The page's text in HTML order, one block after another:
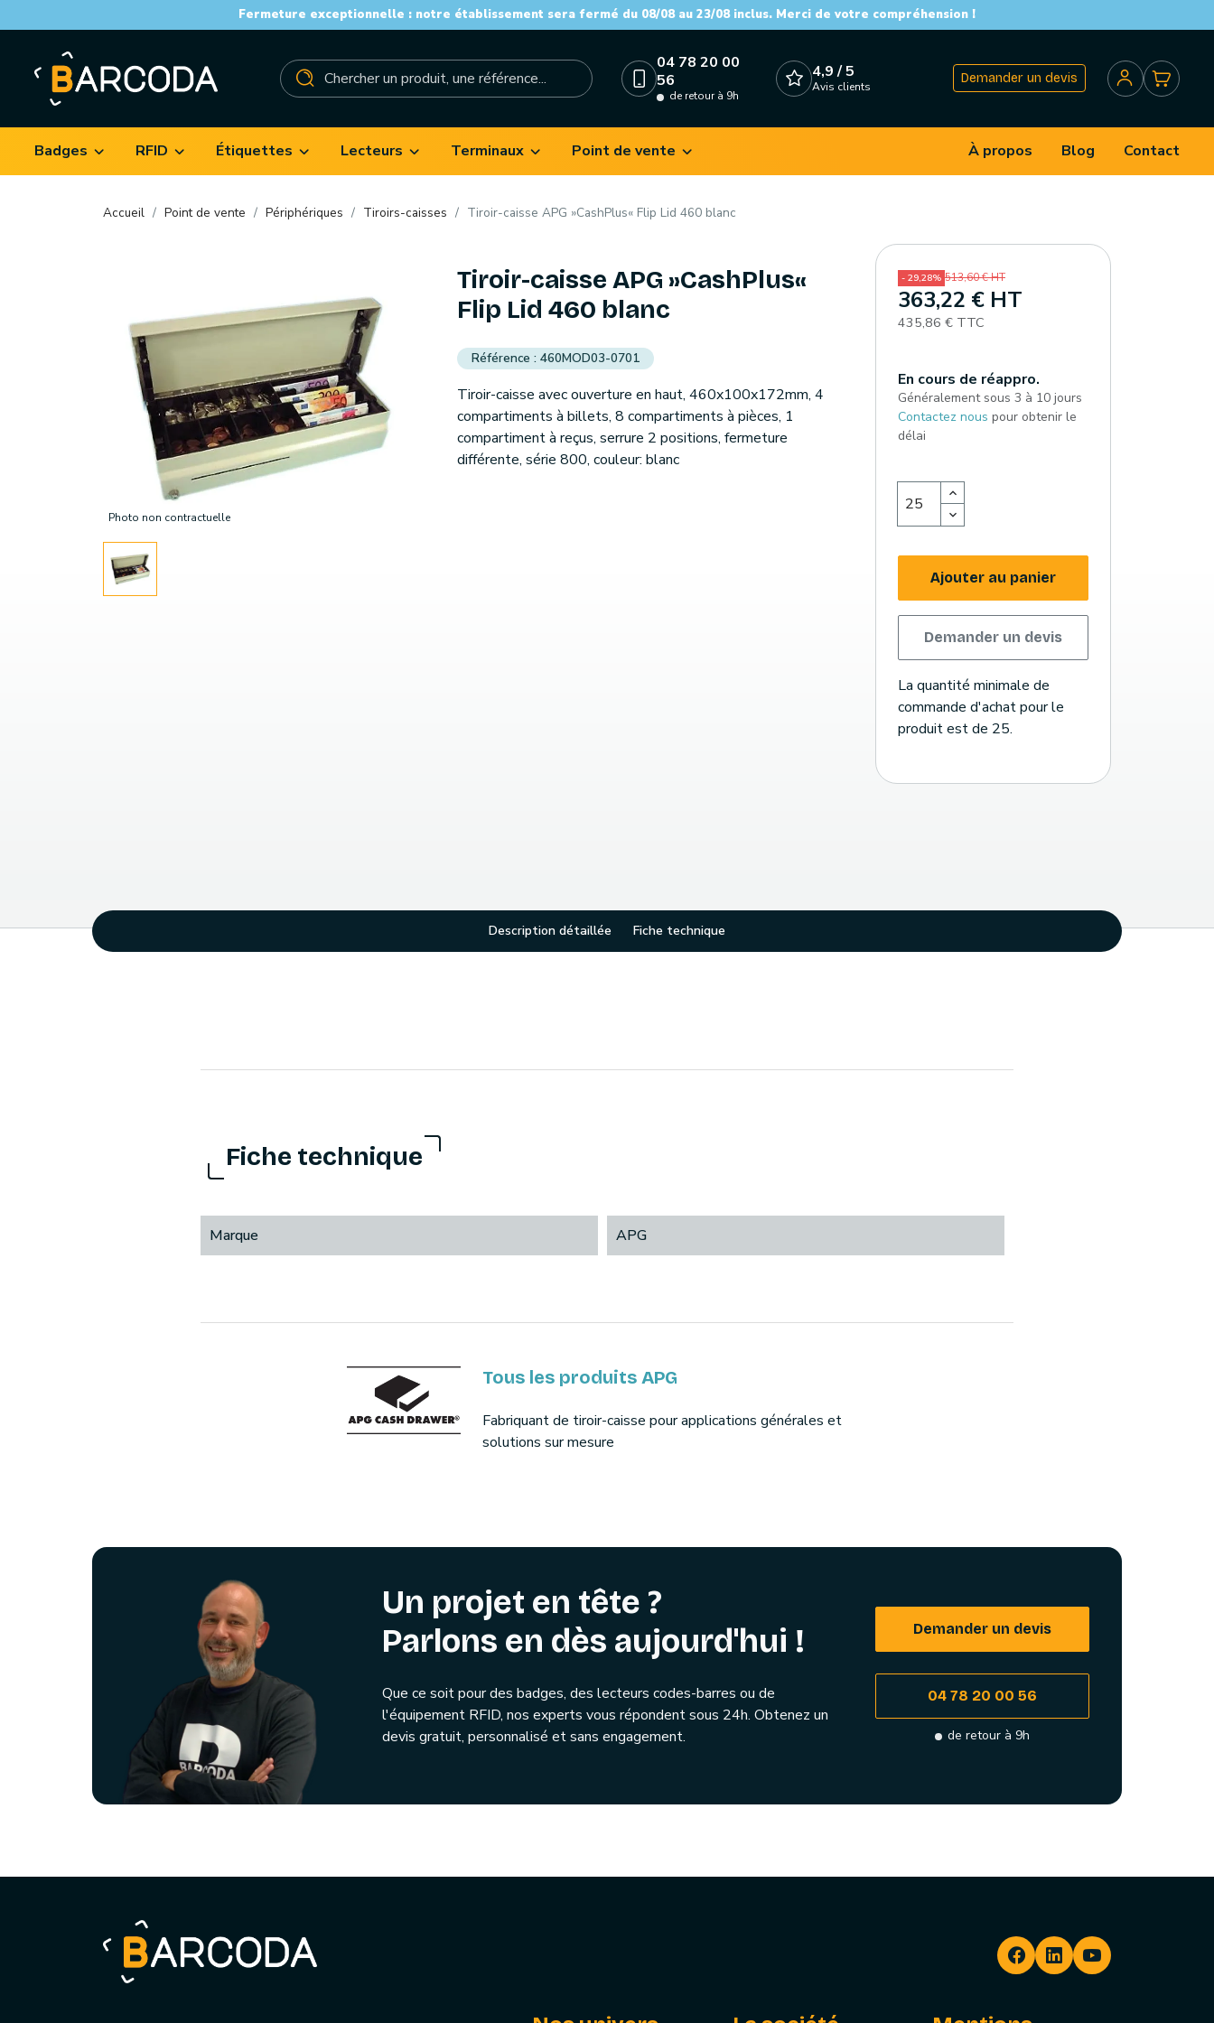
Fermeture exceptionnelle : notre établissement sera fermé du 08/08 au 23/08 inclus. Merci de votre compréhension !
04 78 20 00
56
de retour à 9h
4,9 / 5
Avis clients
Demander un devis
Badges RFID Étiquettes Lecteurs Terminaux Point de vente À propos Blog Contact
Accueil Point de vente Périphériques Tiroirs-caisses Tiroir-caisse APG »CashPlus« Flip Lid 460 blanc
Photo non contractuelle
Tiroir-caisse APG »CashPlus«
Flip Lid 460 blanc
460MOD03-0701
Tiroir-caisse avec ouverture en haut, 460x100x172mm, 4
compartiments à billets, 8 compartiments à pièces, 1
compartiment à reçus, serrure 2 positions, fermeture
différente, série 800, couleur: blanc
- 29,28% 513,60 € HT
363,22 € HT
435,86 € TTC
En cours de réappro.
Généralement sous 3 à 10 jours
Contactez nous pour obtenir le
délai
Ajouter au panier
Demander un devis
La quantité minimale de
commande d'achat pour le
produit est de 25.
Description détaillée Fiche technique
Fiche technique
Marque APG
Tous les produits APG
Fabriquant de tiroir-caisse pour applications générales et
solutions sur mesure
Un projet en tête ?
Parlons en dès aujourd'hui !
Que ce soit pour des badges, des lecteurs codes-barres ou de
l'équipement RFID, nos experts vous répondent sous 24h. Obtenez un
devis gratuit, personnalisé et sans engagement.
Demander un devis
04 78 20 00 56
de retour à 9h